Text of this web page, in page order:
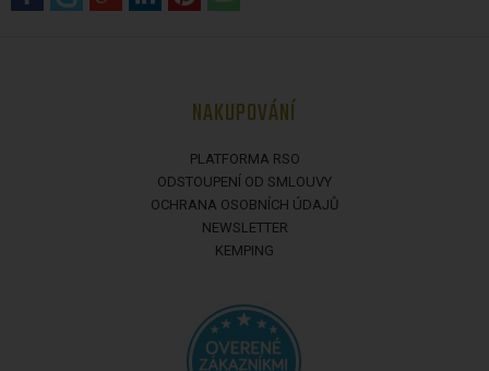
NAKUPOVÁNÍ
PLATFORMA RSO
ODSTOUPENÍ OD SMLOUVY
OCHRANA OSOBNÍCH ÚDAJŮ
NEWSLETTER
KEMPING